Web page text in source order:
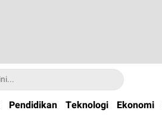
Pendidikan Teknologi Ekonomi